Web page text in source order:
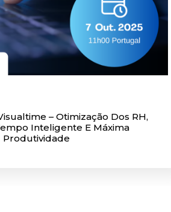
– Otimização Dos RH,
Inteligente E Máxima
Produtividade